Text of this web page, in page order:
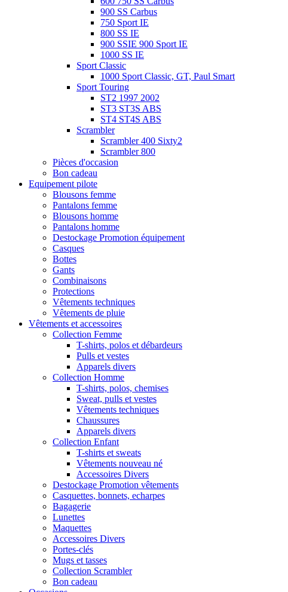
900 SS Carbus
750 Sport IE
800 SS IE
900 SSIE 900 Sport IE
1000 SS IE
Sport Classic
1000 Sport Classic, GT, Paul Smart
Sport Touring
ST2 1997 2002
ST3 ST3S ABS
ST4 ST4S ABS
Scrambler
Scrambler 400 Sixty2
Scrambler 800
Pièces d'occasion
Bon cadeau
Equipement pilote
Blousons femme
Pantalons femme
Blousons homme
Pantalons homme
Destockage Promotion équipement
Casques
Bottes
Gants
Combinaisons
Protections
Vêtements techniques
Vêtements de pluie
Vêtements et accessoires
Collection Femme
T-shirts, polos et débardeurs
Pulls et vestes
Apparels divers
Collection Homme
T-shirts, polos, chemises
Sweat, pulls et vestes
Vêtements techniques
Chaussures
Apparels divers
Collection Enfant
T-shirts et sweats
Vêtements nouveau né
Accessoires Divers
Destockage Promotion vêtements
Casquettes, bonnets, echarpes
Bagagerie
Lunettes
Maquettes
Accessoires Divers
Portes-clés
Mugs et tasses
Collection Scrambler
Bon cadeau